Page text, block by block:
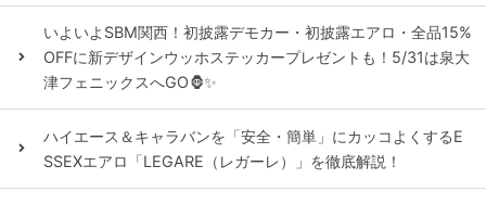
いよいよSBM関西！初披露デモカー・初披露エアロ・全品15%
OFFに新デザインウッホステッカープレゼントも！5/31は泉大
津フェニックスへGO🦍✨
ハイエース＆キャラバンを「安全・簡単」にカッコよくするE
SSEXエアロ「LEGARE（レガーレ）」を徹底解説！